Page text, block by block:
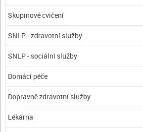
Skupinové cvičení
SNLP - zdravotní služby
SNLP - sociální služby
Domácí péče
Dopravně zdravotní služby
Lékárna